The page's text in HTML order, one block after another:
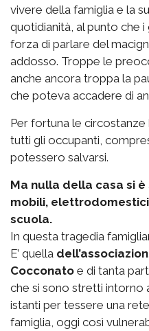
vivere della famiglia e la
quotidianità, al punto che
forza di parlare del
addosso. Troppe le
anche ancora troppa la
che poteva accadere di
Per fortuna le
tutti gli occupanti,
potessero salvarsi.
Ma nulla della casa si
mobili,
scuola.
In questa tragedia
E’ quella
Cocconato e di tanta
che si sono stretti intorno
istanti per tessere una
famiglia, oggi così